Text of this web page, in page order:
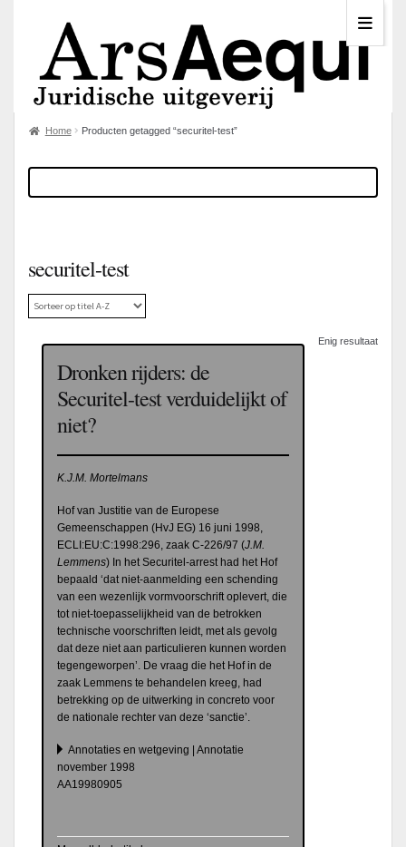
Home Producten getagged “securitel-test”
securitel-test
Enig resultaat
Dronken rijders: de
Securitel-test verduidelijkt of
niet?
K.J.M. Mortelmans
Hof van Justitie van de Europese
Gemeenschappen (HvJ EG) 16 juni 1998,
ECLI:EU:C:1998:296, zaak C-226/97 (J.M.
Lemmens) In het Securitel-arrest had het Hof
bepaald ‘dat niet-aanmelding een schending
van een wezenlijk vormvoorschrift oplevert, die
tot niet-toepasselijkheid van de betrokken
technische voorschriften leidt, met als gevolg
dat deze niet aan particulieren kunnen worden
tegengeworpen’. De vraag die het Hof in de
zaak Lemmens te behandelen kreeg, had
betrekking op de uitwerking in concreto voor
de nationale rechter van deze ‘sanctie’.
Annotaties en wetgeving | Annotatie
november 1998
AA19980905